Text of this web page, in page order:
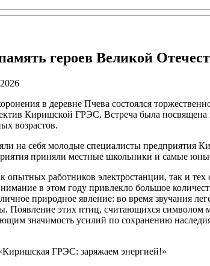
героев Великой
в деревне Пчева состоялся
Киришской ГРЭС. Встреча была
возрастов.
на себя молодые специалисты предприятия
приняли местные школьники и самые
опытных работников электростанции, так и тех
в этом году привлекло большое
природное явление: во время звучания
Появление этих птиц, считающихся символом
значимость усилий по сохранению
ГРЭС: заряжаем энергией!»